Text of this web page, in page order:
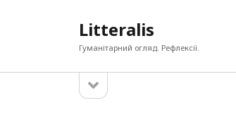
Litteralis
Гуманітарний огляд. Рефлексії.
sidebar